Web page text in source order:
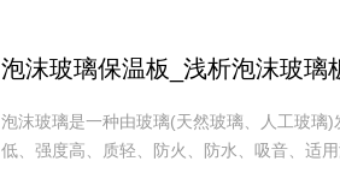
泡沫玻璃保温板_浅析泡沫玻璃
泡沫玻璃是一种由玻璃(天然玻璃、人工玻璃
低、强度高、质轻、防火、防水、吸音、适